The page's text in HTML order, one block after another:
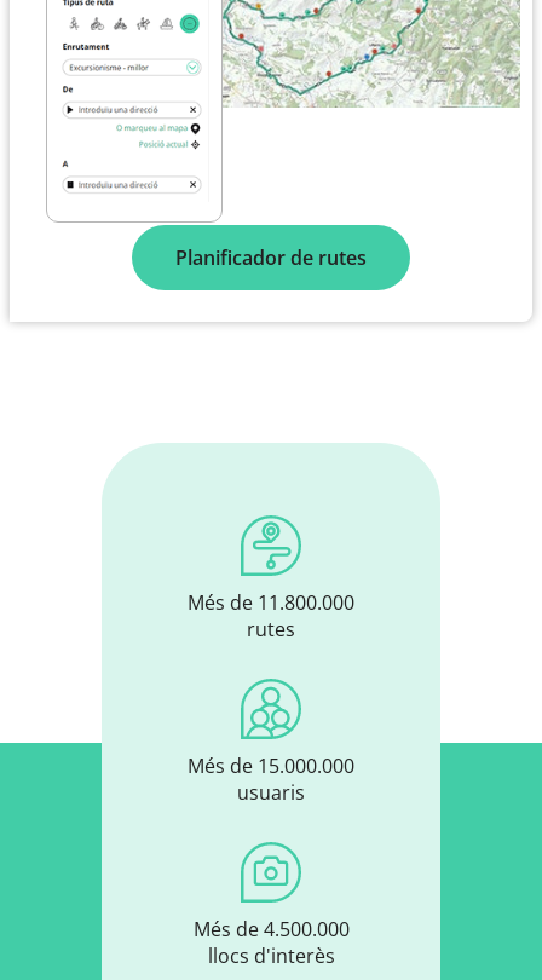
Planificador de rutes
Més de 11.800.000
rutes
Més de 15.000.000
usuaris
Més de 4.500.000
llocs d'interès